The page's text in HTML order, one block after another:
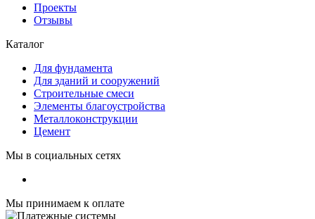
Проекты
Отзывы
Каталог
Для фундамента
Для зданий и сооружений
Строительные смеси
Элементы благоустройства
Металлоконструкции
Цемент
Мы в социальных сетях
Мы принимаем к оплате